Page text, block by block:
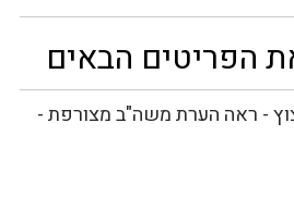
הפריטים הבאים
- ראה הערת משה"ב מצורפת -